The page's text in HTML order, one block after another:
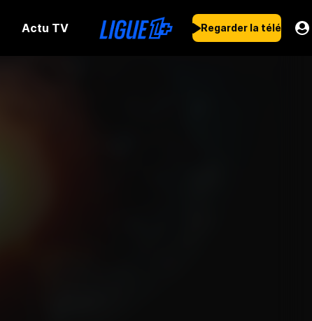
Actu TV Regarder la télé